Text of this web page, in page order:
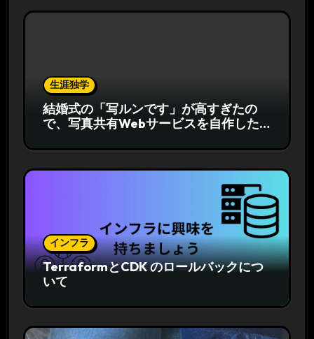
生涯独学
結婚式の「写ルンです」が高すぎたの
で、写真共有Webサービスを自作した
インフラ
TerraformとCDK のロールバックにつ
いて